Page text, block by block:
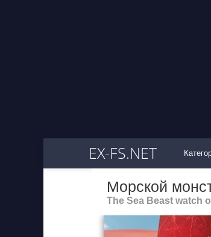
EX-FS.NET
Морской
The Sea Beast watch